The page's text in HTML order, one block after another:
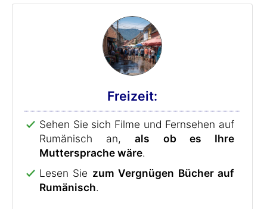
Freizeit:
Sehen Sie sich Filme und Fernsehen auf
Rumänisch an,als ob es Ihre
Muttersprache wäre.
Lesen Sie zum Vergnügen Bücher auf
Rumänisch.